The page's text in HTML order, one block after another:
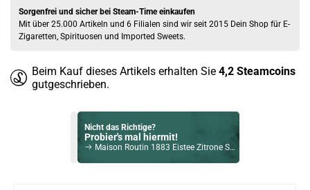
Sorgenfrei und sicher bei Steam-Time einkaufen
Mit über 25.000 Artikeln und 6 Filialen sind wir seit 2015 Dein Shop für E-
Zigaretten, Spirituosen und Imported Sweets.
Beim Kauf dieses Artikels erhalten Sie 4,2 Steamcoins
gutgeschrieben.
Nicht das Richtige?
Probier's mal hiermit!
Maison Routin 1883 Eistee Zitrone Sirup 1000ml